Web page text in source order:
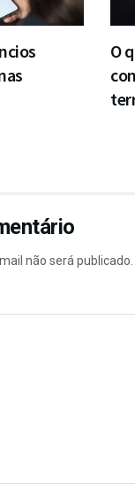
O
não será publicado.